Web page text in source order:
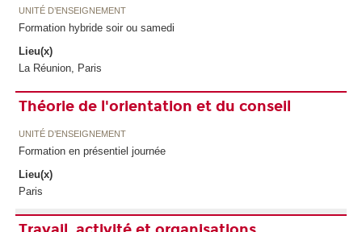
UNITÉ D’ENSEIGNEMENT
Formation hybride soir ou samedi
Lieu(x)
La Réunion, Paris
Théorie de l'orientation et du conseil
UNITÉ D’ENSEIGNEMENT
Formation en présentiel journée
Lieu(x)
Paris